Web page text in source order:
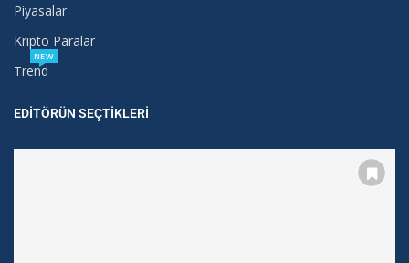
Piyasalar
Kripto Paralar
Trend
NEW
EDITÖRÜN SEÇTIKLERI